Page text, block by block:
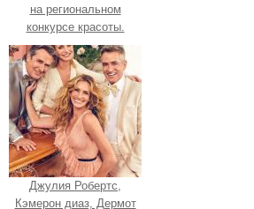
на региональном
конкурсе красоты.
Джулия Робертс,
Кэмерон диаз, Дермот